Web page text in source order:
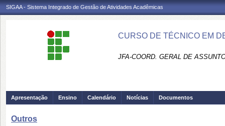
SIGAA - Sistema Integrado de Gestão de Atividades Acadêmicas
CURSO DE TÉCNICO EM
JFA-COORD. GERAL DE
Apresentação Ensino Calendário Notícias Documentos
Outros